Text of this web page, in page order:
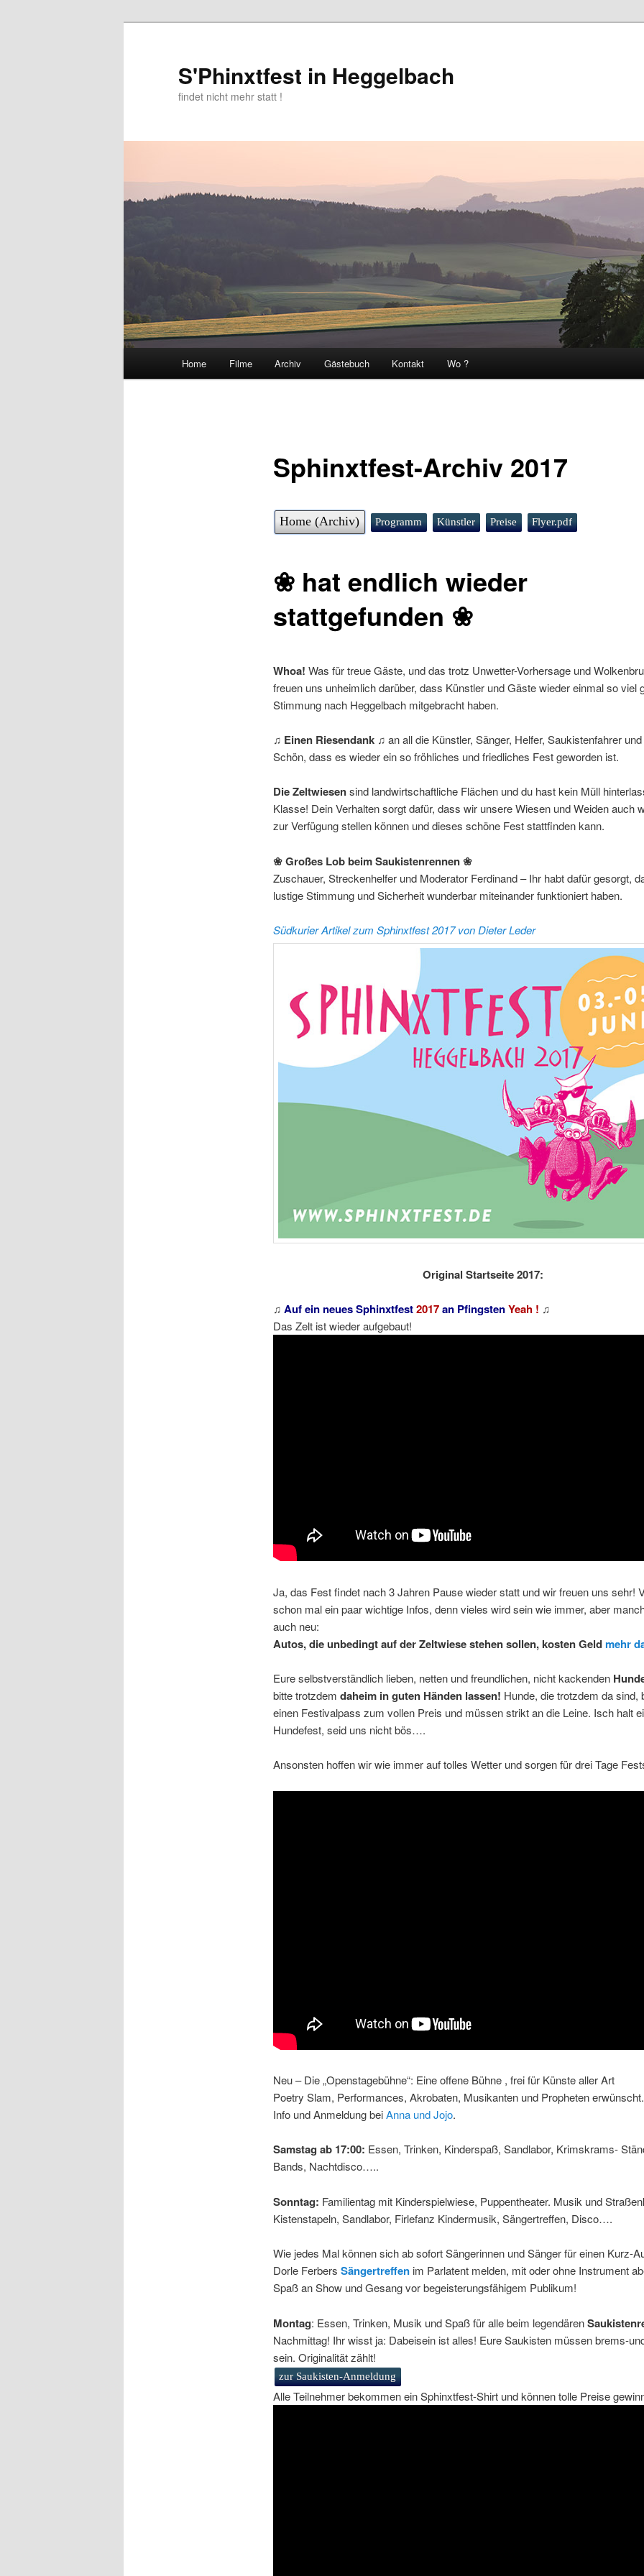
S'Phinxtfest in Heggelbach
findet nicht mehr statt !
Home Filme Archiv Gästebuch Kontakt Wo ?
Sphinxtfest-Archiv 2017
Home (Archiv) Programm Künstler Preise Flyer.pdf
❀ hat endlich wieder
stattgefunden ❀
Whoa! Was für treue Gäste, und das trotz Unwetter-Vorhersage und
freuen uns unheimlich darüber, dass Künstler und Gäste wieder einmal so viel
Stimmung nach Heggelbach mitgebracht haben.
♫ Einen Riesendank♫ an all die Künstler, Sänger, Helfer, Saukistenfahrer
Schön, dass es wieder ein so fröhliches und friedliches Fest geworden ist.
Die Zeltwiesensind landwirtschaftliche Flächen und du hast kein Müll
Klasse! Dein Verhalten sorgt dafür, dass wir unsere Wiesen und Weiden auch
zur Verfügung stellen können und dieses schöne Fest stattfinden kann.
❀ Großes Lob beim Saukistenrennen ❀
Zuschauer, Streckenhelfer und Moderator Ferdinand – Ihr habt dafür gesorgt,
lustige Stimmung und Sicherheit wunderbar miteinander funktioniert haben.
Südkurier Artikel zum Sphinxtfest 2017 von Dieter Leder
Original Startseite 2017:
♫ Auf ein neues Sphinxtfest2017an PfingstenYeah ! ♫
Das Zelt ist wieder aufgebaut!
Ja, das Fest findet nach 3 Jahren Pause wieder statt und wir freuen uns sehr!
schon mal ein paar wichtige Infos, denn vieles wird sein wie immer, aber
auch neu:
Autos, die unbedingt auf der Zeltwiese stehen sollen, kosten Geldmehr
Eure selbstverständlich lieben, netten und freundlichen, nicht kackenden
bitte trotzdem daheim in guten Händen lassen! Hunde, die trotzdem da sind,
einen Festivalpass zum vollen Preis und müssen strikt an die Leine. Isch halt
Hundefest, seid uns nicht bös….
Ansonsten hoffen wir wie immer auf tolles Wetter und sorgen für drei Tage
Neu – Die „Openstagebühne“: Eine offene Bühne , frei für Künste aller Art
Poetry Slam, Performances, Akrobaten, Musikanten und Propheten erwünscht.
Info und Anmeldung beiAnna und Jojo.
Samstag ab 17:00: Essen, Trinken, Kinderspaß, Sandlabor, Krimskrams-
Bands, Nachtdisco…..
Sonntag: Familientag mit Kinderspielwiese, Puppentheater. Musik und
Kistenstapeln, Sandlabor, Firlefanz Kindermusik, Sängertreffen, Disco….
Wie jedes Mal können sich ab sofort Sängerinnen und Sänger für einen Kurz-
Dorle Ferbers Sängertreffenim Parlatent melden, mit oder ohne Instrument
Spaß an Show und Gesang vor begeisterungsfähigem Publikum!
Montag: Essen, Trinken, Musik und Spaß für alle beim legendären
Nachmittag! Ihr wisst ja: Dabeisein ist alles! Eure Saukisten müssen brems-
sein. Originalität zählt!
zur Saukisten-Anmeldung
Alle Teilnehmer bekommen ein Sphinxtfest-Shirt und können tolle Preise